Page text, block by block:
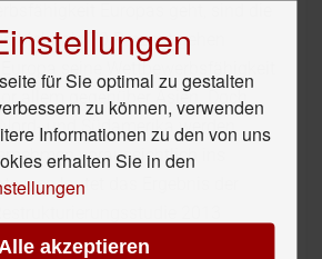
Mehr als 70 Prozent gehen
seine Wettbewerbsfähigkeit
allem gegenüber Asien. Doch
und Südamerika werden
voraussichtlich ins
so lautet das Ergebnis der
von Roland Berger
für Sie optimal zu gestalten
zu können, verwenden
Informationen zu den von uns
erhalten Sie in den
Alle akzeptieren